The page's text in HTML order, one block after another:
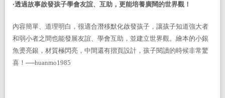
‧透過故事啟發孩子學會友誼、互助，更能培養廣闊的世界觀！
內容簡單、道理明白，很適合潛移默化啟發孩子，讓孩子知道強大者
和弱小者之間也能發展友誼、學會互助，並建立世界觀。繪本的小銀
魚燙亮銀，材質極閃亮，中間還有摺頁設計，孩子閱讀的時候非常驚
喜！──huanmo1985